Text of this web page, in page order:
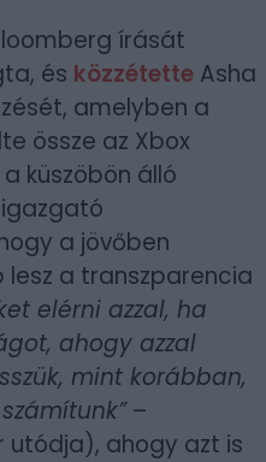
írását
és közzétette Asha
amelyben a
össze az Xbox
küszöbön álló
a jövőben
a transzparencia
elérni azzal, ha
ahogy azzal
mint korábban,
–
ahogy azt is